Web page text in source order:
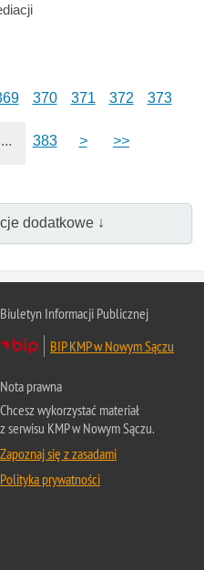
370 371 372 373
... 383 > >>
dodatkowe ↓
Biuletyn Informacji Publicznej
BIP KMP w Nowym Sączu
Nota prawna
Chcesz wykorzystać materiał
z serwisu KMP w Nowym Sączu.
Zapoznaj się z zasadami
Polityka prywatności